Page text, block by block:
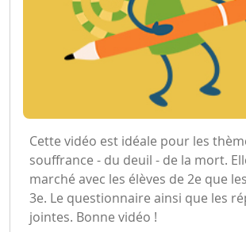
Cette vidéo est idéale pour les
souffrance - du deuil - de la mort.
marché avec les élèves de 2e que
3e. Le questionnaire ainsi que les
jointes. Bonne vidéo !